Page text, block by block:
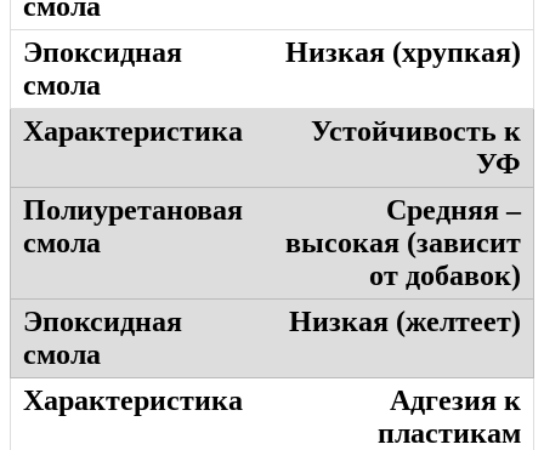
Низкая (хрупкая)
Устойчивость к
УФ
Средняя –
высокая (зависит
от добавок)
Низкая (желтеет)
Адгезия к
пластикам